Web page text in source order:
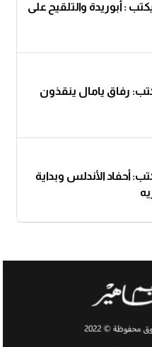
: أبوريدة والتلقيح على
رفاق يامال ينقذون
أحفاد الأندلس وبداية